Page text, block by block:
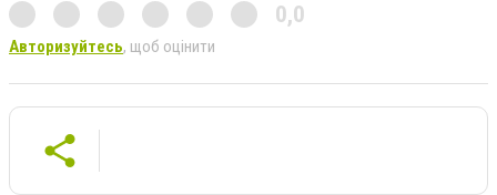
0,0
Авторизуйтесь, щоб оцінити